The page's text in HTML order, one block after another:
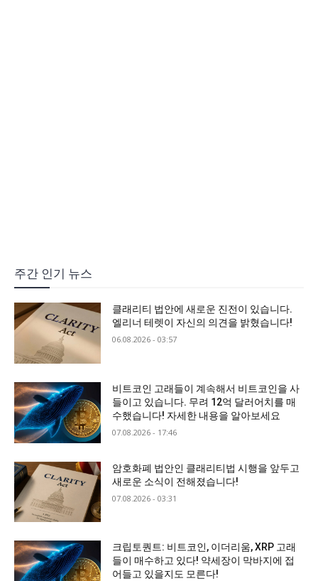
주간 인기 뉴스
클래리티 법안에 새로운 진전이 있습니다.
엘리너 테렛이 자신의 의견을 밝혔습니다!
06.08.2026 - 03:57
비트코인 고래들이 계속해서 비트코인을 사
들이고 있습니다. 무려 12억 달러어치를 매
수했습니다! 자세한 내용을 알아보세요
07.08.2026 - 17:46
암호화폐 법안인 클래리티법 시행을 앞두고
새로운 소식이 전해졌습니다!
07.08.2026 - 03:31
크립토퀀트: 비트코인, 이더리움, XRP 고래
들이 매수하고 있다! 약세장이 막바지에 접
어들고 있을지도 모른다!